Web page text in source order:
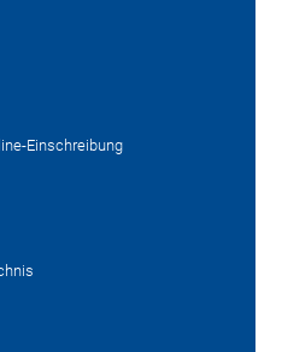
Einschreibung